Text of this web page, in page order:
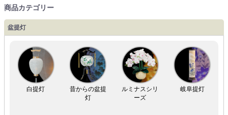
商品カテゴリー
盆提灯
白提灯
昔からの盆提
灯
ルミナスシリ
ーズ
岐阜提灯